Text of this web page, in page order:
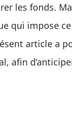
les fonds.
qui impose
article a
afin